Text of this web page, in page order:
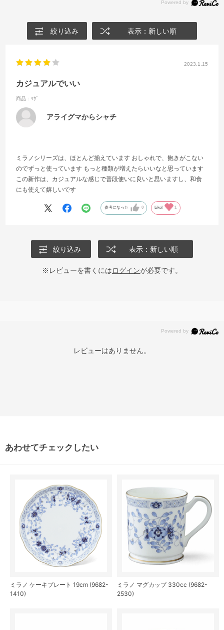
絞り込み 表示：新しい順
2023.1.15
カジュアルでいい
商品：ﾏｸﾞ
アライグマからシャチ
ミラノシリーズは、ほとんど揃えています おしゃれで、飽きがこない
のでずっと使っています もっと種類が増えたらいいなと思っています
この新作は、カジュアルな感じで普段使いに良いと思いますし、和食
にも使えて嬉しいです
参考になった 0 Like! 1
絞り込み 表示：新しい順
※レビューを書くにはログインが必要です。
レビューはありません。
あわせてチェックしたい
ミラノ ケーキプレート 19cm (9682-
1410)
ミラノ マグカップ 330cc (9682-
2530)